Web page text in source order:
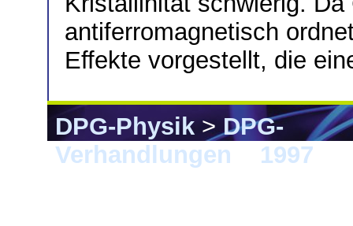
antiferromagnetisch
Effekte vorgestellt, die
DPG-Physik>DPG-
Verhandlungen
1997